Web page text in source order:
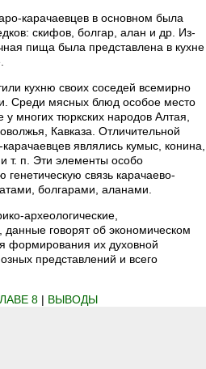
карачаевцев в основном была
скифов, болгар, алан и др. Из-
пища была представлена в кухне
кухню своих соседей всемирно
Среди мясных блюд особое место
многих тюркских народов Алтая,
Кавказа. Отличительной
являлись кумыс, конина,
т. п. Эти элементы особо
связь карачаево-
болгарами, аланами.
археологические,
говорят об экономическом
формирования их духовной
представлений и всего
8 | ВЫВОДЫ